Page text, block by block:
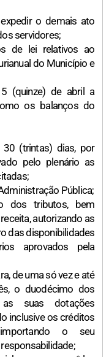
o demais ato
servidores;
de lei relativos ao
do Município e
(quinze) de abril a
os balanços do
30 (trintas) dias, por
pelo plenário as
Pública;
dos tributos, bem
autorizando as
das disponibilidades
aprovados pela
de uma só vez e até
o duodécimo dos
as suas dotações
inclusive os créditos
importando o seu